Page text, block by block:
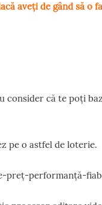
aveți de gând să o
că te poți
pe o astfel de loterie.
preț-performanță-